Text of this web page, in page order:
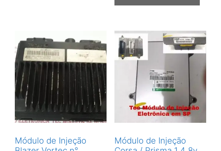
Módulo de Injeção
Módulo de Injeção